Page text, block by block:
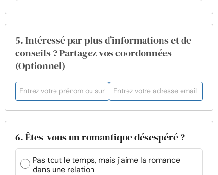
5. Intéressé par plus d’informations et de
conseils ? Partagez vos coordonnées
(Optionnel)
6. Êtes-vous un romantique désespéré ?
Pas tout le temps, mais j'aime la romance
dans une relation